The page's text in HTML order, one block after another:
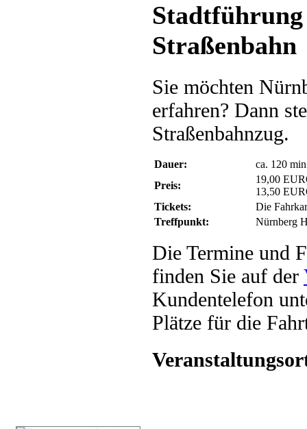
Straßenbahn
Sie möchten
erfahren? Dann
Straßenbahnzug.
Dauer:
ca. 120 min
Preis:
19,00
13,50
Tickets:
Die
Treffpunkt:
Nürnberg
Die Termine und
finden Sie auf der
Kundentelefon
Plätze für die